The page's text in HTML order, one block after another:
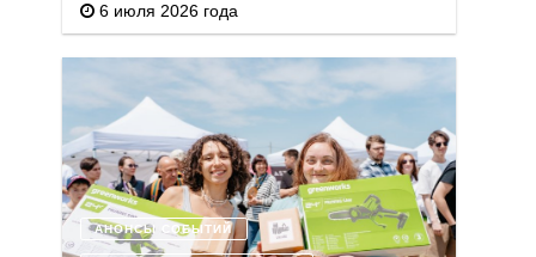
6 июля 2026 года
АНОНСЫ СОБЫТИЙ